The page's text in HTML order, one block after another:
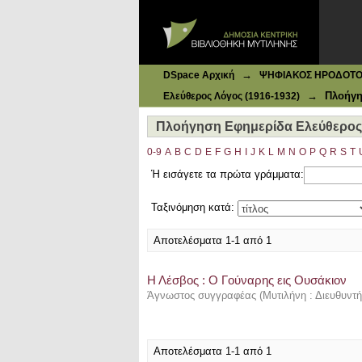
DSpace Αρχική → ΨΗΦΙΑΚΟΣ ΗΡΟΔΟΤΟΣ:
Ελεύθερος Λόγος (1916-1932)
→
Πλοήγηση Εφημερίδα
0-9 A B C D E F G H J K L M N O P Q R S T
Ή εισάγετε τα πρώτα γράμματα:
Ταξινόμηση κατά:
Αποτελέσματα 1-1 από 1
Η Λέσβος : Ο Γούναρης εις Ουσάκιον
Άγνωστος συγγραφέας (Μυτιλήνη :
Αποτελέσματα 1-1 από 1